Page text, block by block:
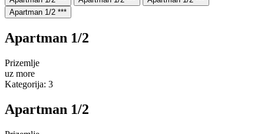
Apartman 1/2 ***
Apartman 1/2
Prizemlje
uz more
Kategorija: 3
Apartman 1/2